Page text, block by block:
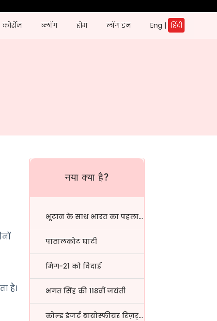
कोर्सेज़ ब्लॉग होम लॉग इन Eng | हिंदी
है।
नया क्या है?
भूटान के साथ भारत का पहला सीमा...
पातालकोट घाटी
मिग-21 को विदाई
भगत सिंह की 118वीं जयंती
कोल्ड डेजर्ट बायोस्फीयर रिज़र्...